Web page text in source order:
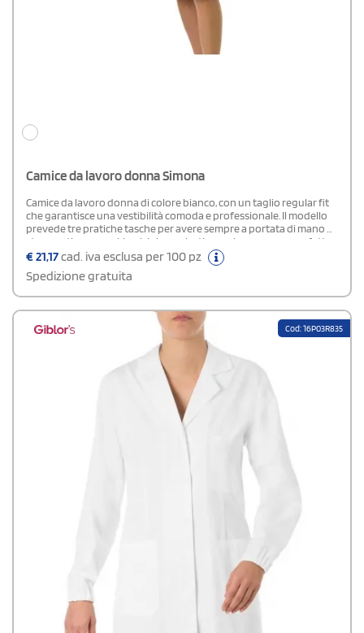
Camice da lavoro donna Simona
Camice da lavoro donna di colore bianco, con un taglio regular fit
che garantisce una vestibilità comoda e professionale. Il modello
prevede tre pratiche tasche per avere sempre a portata di mano gli
strumenti necessari. I polsini con elastico assicurano una perfetta
aderenza e impediscono alle maniche di intralciare durante il
lavoro. Realizzato in tessuto di alta qualità, è resistente e facile da
lavare.
€21,17cad. iva esclusa per 100 pz
Spedizione gratuita
Cod: 16P03R835